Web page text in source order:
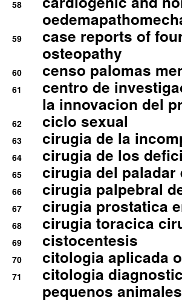
58
59
case reports of
osteopathy
60 censo palomas
61
centro de
la innovacion del
62 ciclo sexual
63 cirugia de la
64 cirugia de los
65 cirugia del paladar
66 cirugia palpebral
67 cirugia prostatica
68 cirugia toracica
69 cistocentesis
70 citologia aplicada
71
citologia
pequenos animales